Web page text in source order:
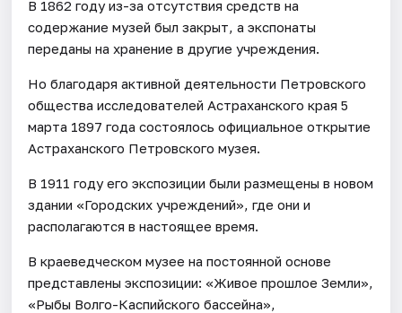
В 1862 году из-за отсутствия средств на
содержание музей был закрыт, а экспонаты
переданы на хранение в другие учреждения.
Но благодаря активной деятельности Петровского
общества исследователей Астраханского края 5
марта 1897 года состоялось официальное открытие
Астраханского Петровского музея.
В 1911 году его экспозиции были размещены в новом
здании «Городских учреждений», где они и
располагаются в настоящее время.
В краеведческом музее на постоянной основе
представлены экспозиции: «Живое прошлое Земли»,
«Рыбы Волго-Каспийского бассейна»,